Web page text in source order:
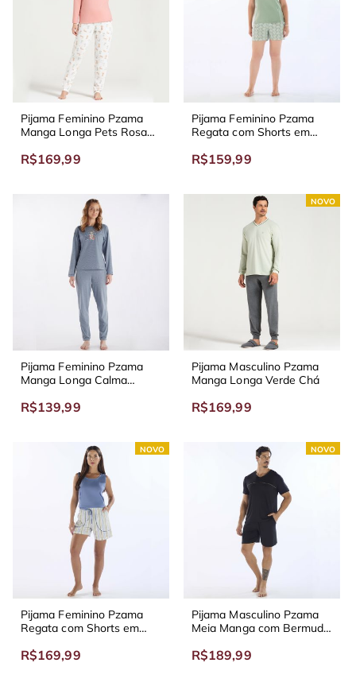
Pijama Feminino Pzama
Manga Longa Pets Rosa
R$169,99
Pijama Feminino Pzama
Regata com Shorts em
R$159,99
Pijama Feminino Pzama
Manga Longa Calma
R$139,99
NOVO
Pijama Masculino Pzama
Manga Longa Verde Chá
R$169,99
NOVO
Pijama Feminino Pzama
Regata com Shorts em
R$169,99
NOVO
Pijama Masculino Pzama
Meia Manga com Bermuda
R$189,99